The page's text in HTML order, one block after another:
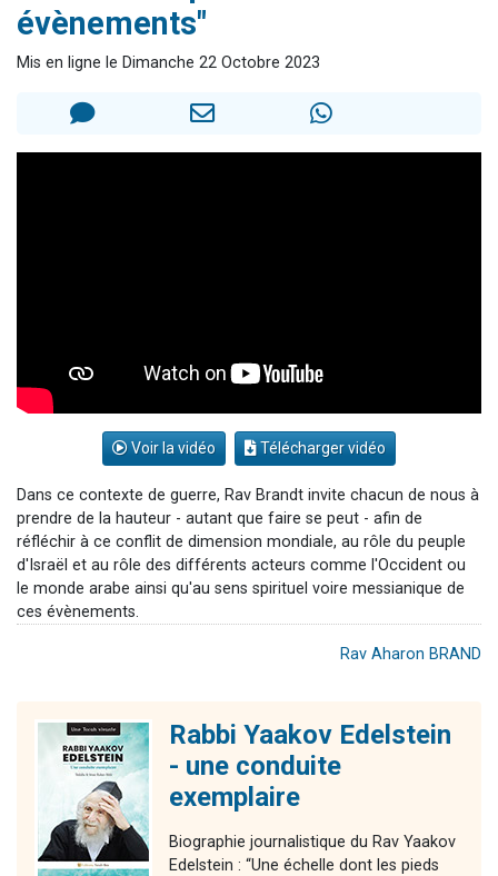
30 personnes viennent de faire un don pour Sauvez la jambe de Yohan
12 nouvelles musiques dans Torah-Box Music
29 personnes viennent de demander une bénédiction
évènements"
Mis en ligne le Dimanche 22 Octobre 2023
Voir la vidéo Télécharger vidéo
Dans ce contexte de guerre, Rav Brandt invite chacun de nous à
prendre de la hauteur - autant que faire se peut - afin de
réfléchir à ce conflit de dimension mondiale, au rôle du peuple
d'Israël et au rôle des différents acteurs comme l'Occident ou
le monde arabe ainsi qu'au sens spirituel voire messianique de
ces évènements.
Rav Aharon BRAND
Rabbi Yaakov Edelstein
- une conduite
exemplaire
Biographie journalistique du Rav Yaakov
Edelstein : “Une échelle dont les pieds